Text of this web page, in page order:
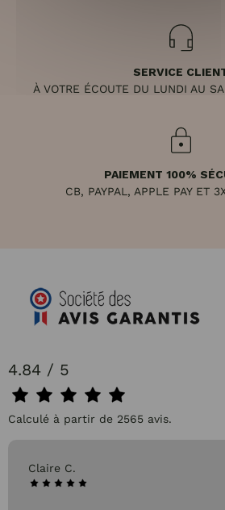
SERVICE
À VOTRE ÉCOUTE DU LUNDI AU
PAIEMENT 100%
CB, PAYPAL, APPLE PAY ET
4.84 / 5
Calculé à partir de 2565 avis.
Claire C.